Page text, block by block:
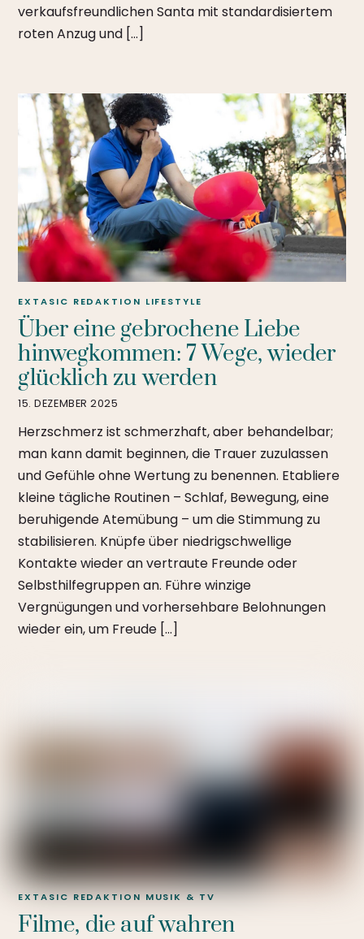
verkaufsfreundlichen Santa mit standardisiertem
roten Anzug und […]
15. DEZEMBER 2025
Über eine gebrochene Liebe
hinwegkommen: 7 Wege, wieder
glücklich zu werden
EXTASIC REDAKTION LIFESTYLE
Herzschmerz ist schmerzhaft, aber behandelbar;
man kann damit beginnen, die Trauer zuzulassen
und Gefühle ohne Wertung zu benennen. Etabliere
kleine tägliche Routinen – Schlaf, Bewegung, eine
beruhigende Atemübung – um die Stimmung zu
stabilisieren. Knüpfe über niedrigschwellige
Kontakte wieder an vertraute Freunde oder
Selbsthilfegruppen an. Führe winzige
Vergnügungen und vorhersehbare Belohnungen
wieder ein, um Freude […]
Filme, die auf wahren
EXTASIC REDAKTION MUSIK & TV